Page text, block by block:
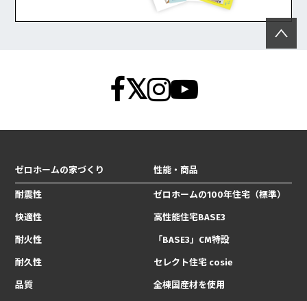
ゼロホームの家づくり
耐震性
快適性
耐火性
耐久性
品質
性能・商品
ゼロホームの100年住宅（標準）
高性能住宅BASE3
「BASE3」CM特設
セレクト住宅 cosie
全棟国産材を使用